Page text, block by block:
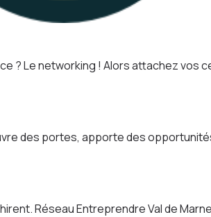
? Le networking ! Alors attachez
des portes, apporte des
Réseau Entreprendre Val de